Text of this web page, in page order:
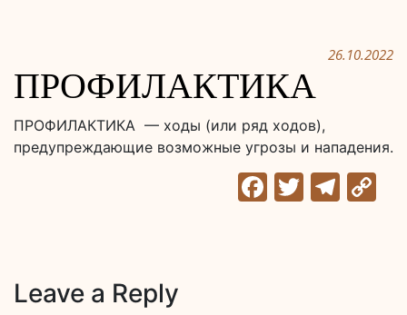
26.10.2022
ПРОФИЛАКТИКА
ПРОФИЛАКТИКА — ходы (или ряд ходов),
предупреждающие возможные угрозы и нападения.
Facebook
Twitter
Leave a Reply